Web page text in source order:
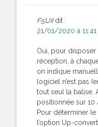
F5UII dit :
21/01/2020 à 11:41
Oui, pour
réception, à
on indique
logiciel n’est pas
tout seul la balise.
positionnée sur 10
Pour déterminer le
l’option Up-